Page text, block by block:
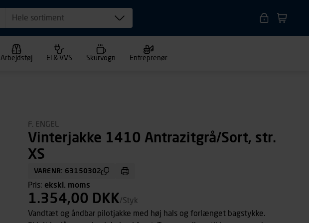
Hele sortiment
Arbejdstøj El & VVS Skurvogn Entreprenør
F. ENGEL
Vinterjakke 1410 Antrazitgrå/Sort, str.
XS
VARENR: 63150302
Pris: ekskl. moms
1.354,00 DKK/Styk
Vandtæt og åndbar pilotjakke med høj hals og forlænget bagstykke.